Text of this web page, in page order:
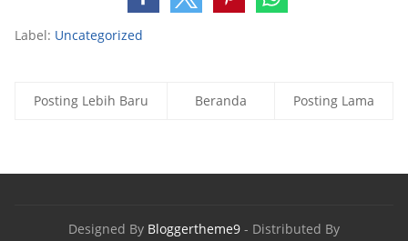
Label: Uncategorized
Posting Lebih Baru Posting Lama
Beranda
Designed By Bloggertheme9 - Distributed By